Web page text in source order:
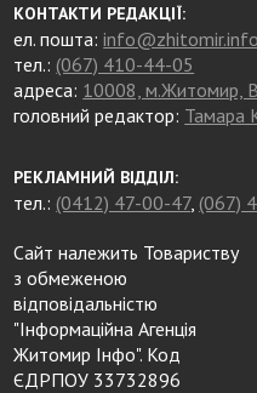
КОНТАКТИ РЕДАКЦІЇ:
ел. пошта:info@zhitomir.info
тел.: (067) 410-44-05
адреса: 10008, м.Житомир,
головний редактор: Тамара
РЕКЛАМНИЙ ВІДДІЛ:
тел.: (0412) 47-00-47, (067)
Сайт належить Товариству
з обмеженою
відповідальністю
"Інформаційна Агенція
Житомир Інфо". Код
ЄДРПОУ 33732896